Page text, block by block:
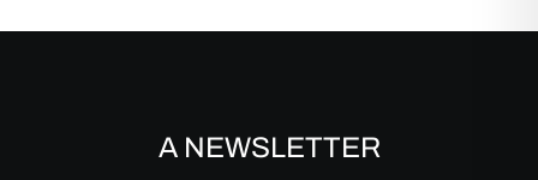
A NEWSLETTER